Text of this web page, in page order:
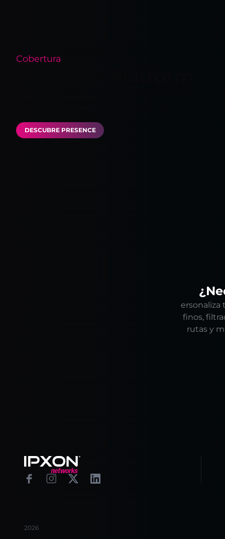
Cobertura
DESCUBRE PRESENCE
ersonaliza
finos,
rutas y
Footer
FacebookInstagram
X Linkedin
2026